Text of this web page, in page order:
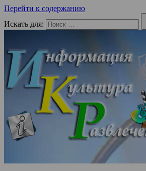
Перейти к содержанию
Искать для: